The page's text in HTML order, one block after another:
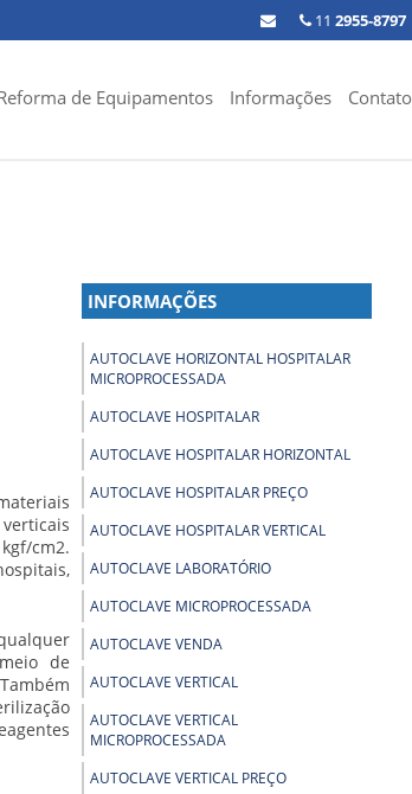
11 2955-8797
de Equipamentos Informações Contato
cm2.
de
INFORMAÇÕES
AUTOCLAVE HORIZONTAL HOSPITALAR
MICROPROCESSADA
AUTOCLAVE HOSPITALAR
AUTOCLAVE HOSPITALAR HORIZONTAL
AUTOCLAVE HOSPITALAR PREÇO
AUTOCLAVE HOSPITALAR VERTICAL
AUTOCLAVE LABORATÓRIO
AUTOCLAVE MICROPROCESSADA
AUTOCLAVE VENDA
AUTOCLAVE VERTICAL
AUTOCLAVE VERTICAL
MICROPROCESSADA
AUTOCLAVE VERTICAL PREÇO